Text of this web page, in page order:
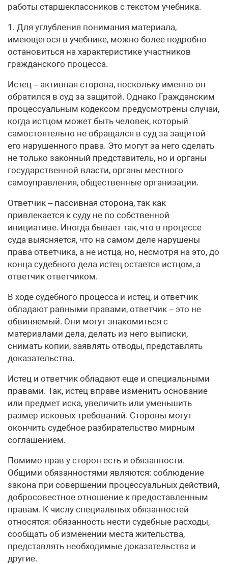
работы старшеклассников с текстом учебника.
1. Для углубления понимания материала,
имеющегося в учебнике, можно более подробно
остановиться на характеристике участников
гражданского процесса.
Истец – активная сторона, поскольку именно он
обратился в суд за защитой. Однако Гражданским
процессуальным кодексом предусмотрены случаи,
когда истцом может быть человек, который
самостоятельно не обращался в суд за защитой
его нарушенного права. Это могут за него сделать
не только законный представитель, но и органы
государственной власти, органы местного
самоуправления, общественные организации.
Ответчик – пассивная сторона, так как
привлекается к суду не по собственной
инициативе. Иногда бывает так, что в процессе
суда выясняется, что на самом деле нарушены
права ответчика, а не истца, но, несмотря на это, до
конца судебного дела истец остается истцом, а
ответчик ответчиком.
В ходе судебного процесса и истец, и ответчик
обладают равными правами, ответчик – это не
обвиняемый. Они могут знакомиться с
материалами дела, делать из него выписки,
снимать копии, заявлять отводы, представлять
доказательства.
Истец и ответчик обладают еще и специальными
правами. Так, истец вправе изменить основание
или предмет иска, увеличить или уменьшить
размер исковых требований. Стороны могут
окончить судебное разбирательство мирным
соглашением.
Помимо прав у сторон есть и обязанности.
Общими обязанностями являются: соблюдение
закона при совершении процессуальных действий,
добросовестное отношение к предоставленным
правам. К числу специальных обязанностей
относятся: обязанность нести судебные расходы,
сообщать об изменении места жительства,
представлять необходимые доказательства и
другие.